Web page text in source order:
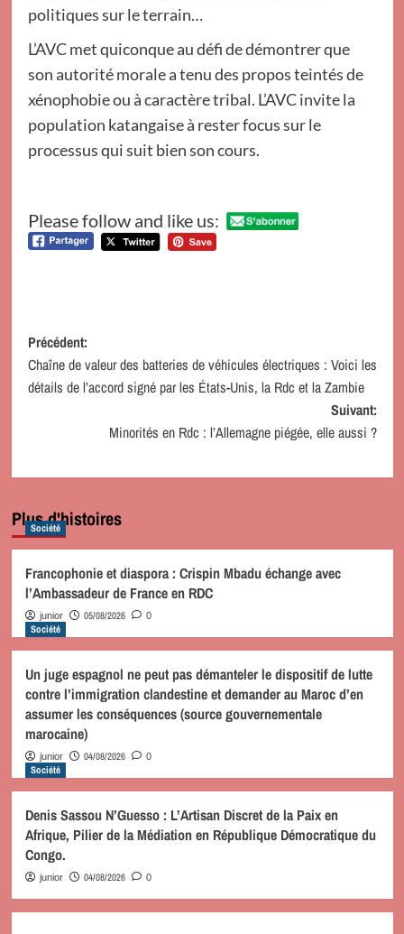
politiques sur le terrain…
L’AVC met quiconque au défi de démontrer que
son autorité morale a tenu des propos teintés de
xénophobie ou à caractère tribal. L’AVC invite la
population katangaise à rester focus sur le
processus qui suit bien son cours.
Please follow and like us:
Navigation
d’article
Précédent:
Chaîne de valeur des batteries de véhicules électriques : Voici les
détails de l’accord signé par les États-Unis, la Rdc et la Zambie
Suivant:
Minorités en Rdc : l’Allemagne piégée, elle aussi ?
Plus d'histoires
Société
Francophonie et diaspora : Crispin Mbadu échange avec
l’Ambassadeur de France en RDC
junior 05/08/2026 0
Société
Un juge espagnol ne peut pas démanteler le dispositif de lutte
contre l’immigration clandestine et demander au Maroc d’en
assumer les conséquences (source gouvernementale
marocaine)
junior 04/08/2026 0
Société
Denis Sassou N’Guesso : L’Artisan Discret de la Paix en
Afrique, Pilier de la Médiation en République Démocratique du
Congo.
junior 04/08/2026 0